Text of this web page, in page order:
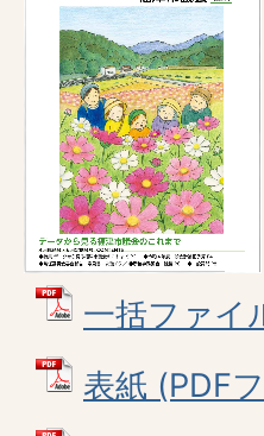
一括ファイ
表紙 (PDF